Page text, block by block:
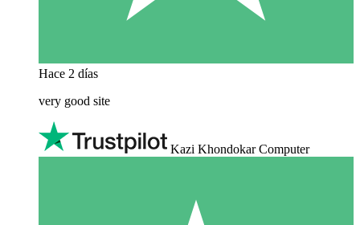
Hace 2 días
very good site
Kazi Khondokar Computer